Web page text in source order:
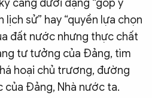
Ảnh
Văn nghệ Công an
càng dưới dạng “góp ý
lịch sử” hay “quyền lựa chọn
đất nước nhưng thực chất
tư tưởng của Đảng, tìm
hoại chủ trương, đường
của Đảng, Nhà nước ta.